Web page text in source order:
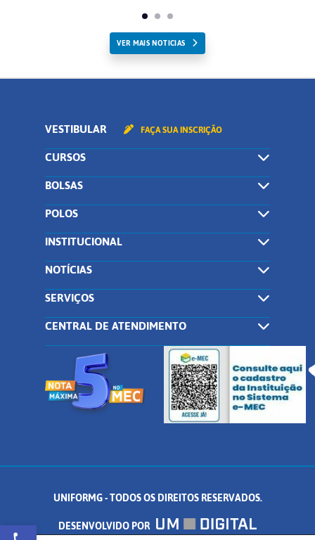
Abrir a barra de ferramentas
VER MAIS NOTICIAS
VESTIBULAR FAÇA SUA INSCRIÇÃO
CURSOS
BOLSAS
POLOS
INSTITUCIONAL
NOTÍCIAS
SERVIÇOS
CENTRAL DE ATENDIMENTO
UNIFORMG - TODOS OS DIREITOS RESERVADOS.
DESENVOLVIDO POR